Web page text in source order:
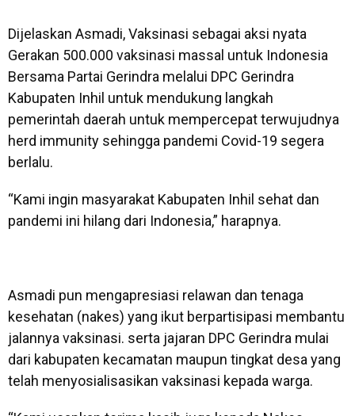
Dijelaskan Asmadi, Vaksinasi sebagai aksi nyata
Gerakan 500.000 vaksinasi massal untuk Indonesia
Bersama Partai Gerindra melalui DPC Gerindra
Kabupaten Inhil untuk mendukung langkah
pemerintah daerah untuk mempercepat terwujudnya
herd immunity sehingga pandemi Covid-19 segera
berlalu.
“Kami ingin masyarakat Kabupaten Inhil sehat dan
pandemi ini hilang dari Indonesia,” harapnya.
Asmadi pun mengapresiasi relawan dan tenaga
kesehatan (nakes) yang ikut berpartisipasi membantu
jalannya vaksinasi. serta jajaran DPC Gerindra mulai
dari kabupaten kecamatan maupun tingkat desa yang
telah menyosialisasikan vaksinasi kepada warga.